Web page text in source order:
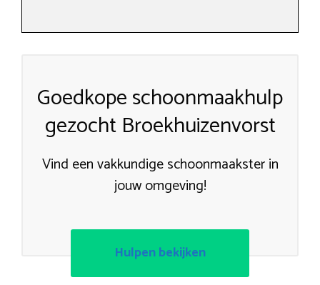
Goedkope schoonmaakhulp
gezocht Broekhuizenvorst
Vind een vakkundige schoonmaakster in
jouw omgeving!
Hulpen bekijken